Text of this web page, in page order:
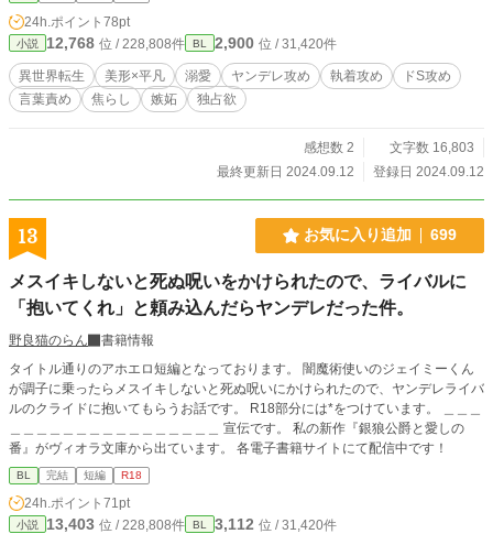
の闇は癒やされ、バッドエンドは回避できたと思われたが、
ある日、目を覚ますと人間の姿になっていて――！？ ＝＝＝
＝＝＝＝＝＝＝＝＝＝＝＝＝＝＝＝＝＝＝＝＝ ＊表紙イラス
ト…はやし燈様（@umknb7） ＊表紙デザイン…睦月様（http
s://mutsuki-design.tumblr.com/） 【Kindle配信にともなう非
公開のお知らせ】 いつも作品をお読みいただき、本当にあり
電子書籍配信を予定しているため、近日中に本編を非公開と
させていただきます。 これまで応援してくださった皆さま
と同じです）。 Kindle Unlimitedにも対応予定ですので、ご
興味がありましたらぜひお手に取っていただけると嬉しいで
24h.ポイント 78pt
小説 12,768 位 / 228,808件 BL 2,900 位 / 31,420件
異世界転生 美形×平凡 溺愛 ヤンデレ攻め 執着攻め
ドS攻め
言葉責め
焦らし 嫉妬 独占欲
感想数 2
文字数 16,803
最終更新日 2024.09.12
登録日 2024.09.12
13 お気に入り追加 699
メスイキしないと死ぬ呪いをかけられたので、ライバルに
「抱いてくれ」と頼み込んだらヤンデレだった件。
野良猫のらん
書籍情報
タイトル通りのアホエロ短編となっております。 闇魔術使いのジェイミーくん
が調子に乗ったらメスイキしないと死ぬ呪いにかけられたので、ヤンデレライバ
ルのクライドに抱いてもらうお話です。 R18部分には*をつけています。 ＿＿＿
＿＿＿＿＿＿＿＿＿＿＿＿＿＿＿＿ 宣伝です。 私の新作『銀狼公爵と愛しの
番』がヴィオラ文庫から出ています。 各電子書籍サイトにて配信中です！
BL 完結 短編 R18
24h.ポイント 71pt
小説 13,403 位 / 228,808件 BL 3,112 位 / 31,420件